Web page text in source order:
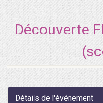
Découverte
Détails de l'événement